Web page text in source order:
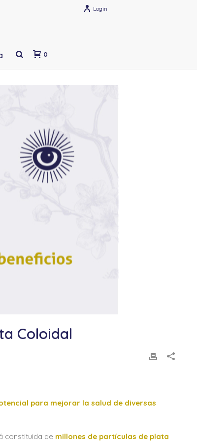
Login
0
Coloidal
para mejorar la salud de diversas
constituida de millones de partículas de plata